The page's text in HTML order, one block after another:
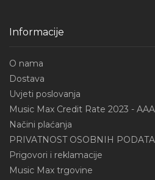
Informacije
O nama
Dostava
Uvjeti poslovanja
Music Max Credit Rate 2023 -
Načini plaćanja
PRIVATNOST OSOBNIH
Prigovori i reklamacije
Music Max trgovine